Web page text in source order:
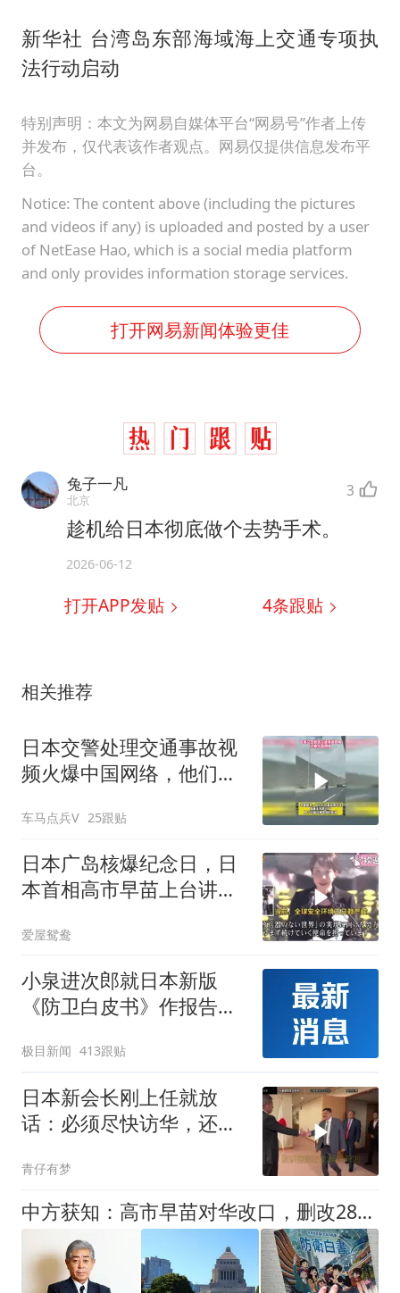
新华社 台湾岛东部海域海上交通专项执
法行动启动
特别声明：本文为网易自媒体平台“网易号”作者上传
并发布，仅代表该作者观点。网易仅提供信息发布平
台。
Notice: The content above (including the pictures
and videos if any) is uploaded and posted by a user
of NetEase Hao, which is a social media platform
and only provides information storage services.
打开网易新闻体验更佳
兔子一凡
北京 3
趁机给日本彻底做个去势手术。
2026-06-12
打开APP发贴 4条跟贴
相关推荐
日本交警处理交通事故视
频火爆中国网络，他们认
车马点兵V 25跟贴
日本广岛核爆纪念日，日
本首相高市早苗上台讲
爱屋鸳鸯
小泉进次郎就日本新版
《防卫白皮书》作报告：
所未有的最大战略挑战”，
还将进一步谋求“对敌基地
攻击能力”
极目新闻 413跟贴
日本新会长刚上任就放
话：必须尽快访华，还点
青仔有梦
中方获知：高市早苗对华改口，删改28字涉台表述，日本已换将